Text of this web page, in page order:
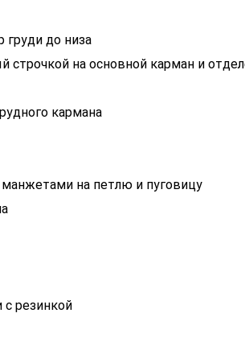
до низа
строчкой на основной карман и
кармана
на петлю и пуговицу
резинкой